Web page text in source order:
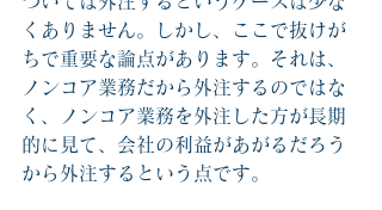
くありません。しかし、ここで抜けが
ちで重要な論点があります。それは、
ノンコア業務だから外注するのではな
く、ノンコア業務を外注した方が長期
的に見て、会社の利益があがるだろう
から外注するという点です。